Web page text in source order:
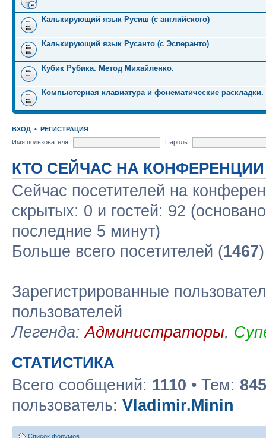
Калькирующий язык Русиш (с английского)
Калькирующий язык Русанто (с Эсперанто)
Кубик Рубика. Метод Михайленко.
Компьютерная клавиатура и фонематические раскладки.
ВХОД • РЕГИСТРАЦИЯ
Имя пользователя:
Пароль:
КТО СЕЙЧАС НА КОНФЕРЕНЦИИ
Сейчас посетителей на
скрытых: 0 и гостей: 92
последние 5 минут)
Больше всего посетителей (1467
Зарегистрированные
пользователей
Легенда:Администраторы,
СТАТИСТИКА
Всего сообщений: 1110 • Тем: 845
пользователь: Vladimir.Minin
Список форумов